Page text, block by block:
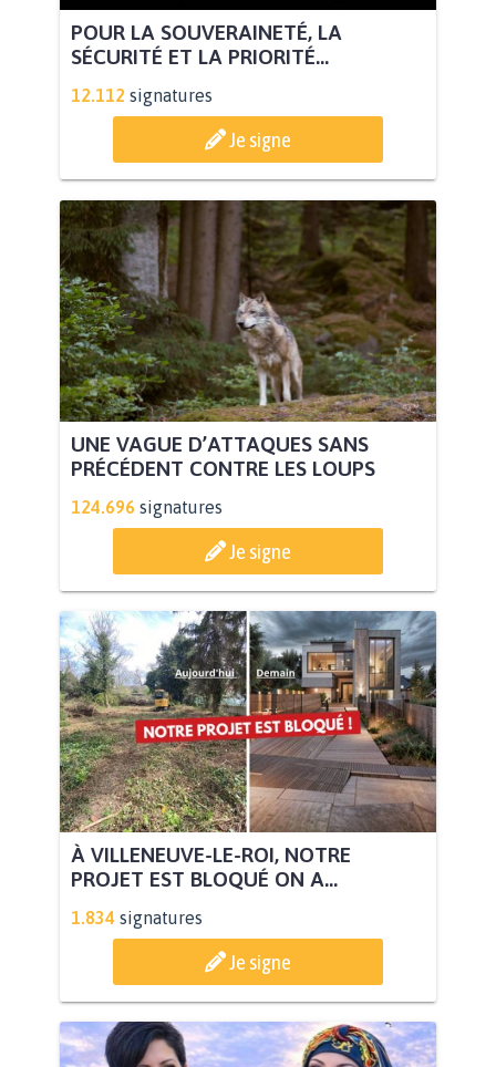
POUR LA SOUVERAINETÉ, LA
SÉCURITÉ ET LA PRIORITÉ...
12.112 signatures
Je signe
UNE VAGUE D’ATTAQUES SANS
PRÉCÉDENT CONTRE LES LOUPS
124.696 signatures
Je signe
À VILLENEUVE-LE-ROI, NOTRE
PROJET EST BLOQUÉ ON A...
1.834 signatures
Je signe